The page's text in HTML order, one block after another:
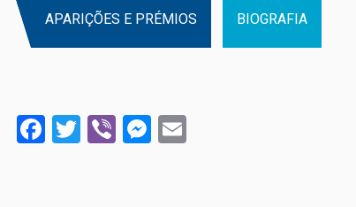
APARIÇÕES E PRÉMIOS BIOGRAFIA
Facebook
Twitter
ViberMessenger